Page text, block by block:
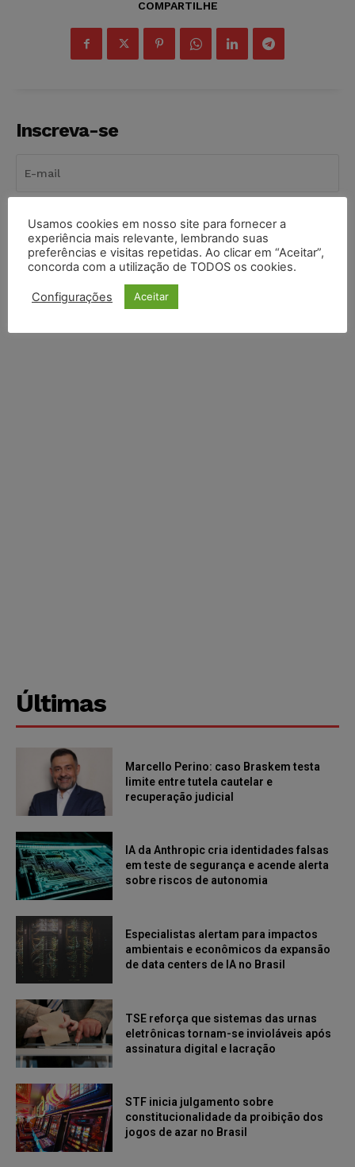
COMPARTILHE
Inscreva-se
INSCREVER
Li e aceito a Política de Privacidade.
Últimas
Marcello Perino: caso Braskem testa
limite entre tutela cautelar e
recuperação judicial
IA da Anthropic cria identidades falsas
em teste de segurança e acende alerta
sobre riscos de autonomia
Especialistas alertam para impactos
ambientais e econômicos da expansão
de data centers de IA no Brasil
TSE reforça que sistemas das urnas
eletrônicas tornam-se invioláveis após
assinatura digital e lacração
STF inicia julgamento sobre
constitucionalidade da proibição dos
jogos de azar no Brasil
Usamos cookies em nosso site para fornecer a
experiência mais relevante, lembrando suas
preferências e visitas repetidas. Ao clicar em “Aceitar”,
concorda com a utilização de TODOS os cookies.
Configurações Aceitar